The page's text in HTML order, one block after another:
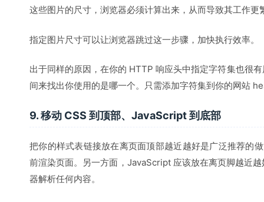
这些图片的尺寸，浏览器必须计算出来，从而导致其工作更
指定图片尺寸可以让浏览器跳过这一步骤，加快执行效率。
出于同样的原因，在你的 HTTP 响应头中指定字符集也很
间来找出你使用的是哪一个。只需添加字符集到你的网站
9. 移动 CSS 到顶部、JavaScript 到底部
把你的样式表链接放在离页面顶部越近越好是广泛推荐的
前渲染页面。另一方面，JavaScript 应该放在离页脚越近
器解析任何内容。